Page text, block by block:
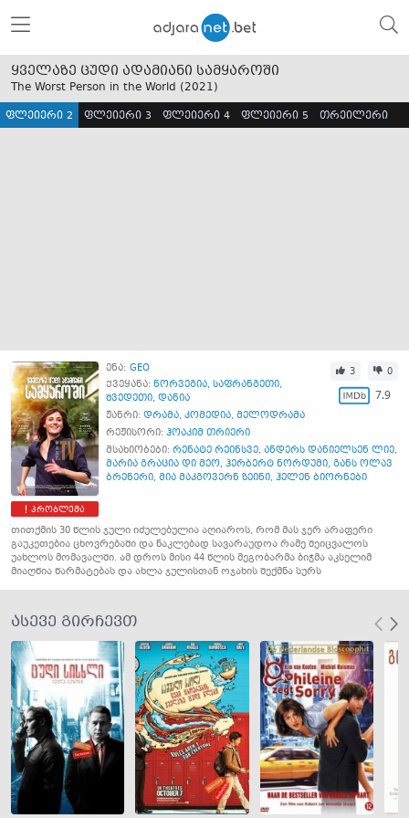
ყველაზე ცუდი ადამიანი სამყაროში
The Worst Person in the World (2021)
ფლეიერი 2 ფლეიერი 3 ფლეიერი 4 ფლეიერი 5 თრეილერი
პრობლემა
ენა: GEO
ქვეყანა: ნორვეგია, საფრანგეთი,
შვედეთი, დანია
3 0
7.9
ჟანრი: დრამა, კომედია, მელოდრამა
რეჟისორი: ჰოაკიმ თრიერი
მსახიობები: რენატე რეინსვე, ანდერს დანიელსენ ლიე,
მარია გრაცია დი მეო, ჰერბერტ ნორდუმი, განს ოლავ
ბრენერი, მია მაკგოვერნ ზეინი, ჰელენ ბიორნები
თითქმის 30 წლის ჯული იძულებულია აღიაროს, რომ მას ჯერ არაფერი
გაუკეთებია ცხოვრებაში და ნაკლებად სავარაუდოა რამე შეიცვალოს
უახლოს მომავალში. ამ დროს მისი 44 წლის მეგობარმა ბიჭმა აკსელიმ
მიაღწია წარმატებას და ახლა ჯულისთან ოჯახის შექმნა სურს
ასევე გირჩევთ